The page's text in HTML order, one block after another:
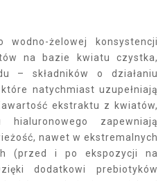
wodno-żelowej konsystencji
na bazie kwiatu czystka,
– składników o działaniu
natychmiast uzupełniają
ekstraktu z kwiatów,
zapewniają
nawet w ekstremalnych
(przed i po ekspozycji na
dodatkowi prebiotyków